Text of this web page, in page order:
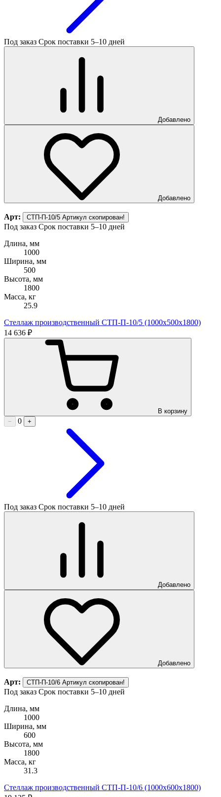
Под заказ Срок поставки 5–10 дней
Добавлено
Добавлено
Арт: СТП-П-10/5 Артикул скопирован!
Под заказ Срок поставки 5–10 дней
Длина, мм
1000
Ширина, мм
500
Высота, мм
1800
Масса, кг
25.9
Стеллаж производственный СТП-П-10/5 (1000х500х1800)
14 636 ₽
В корзину
−
0 +
Под заказ Срок поставки 5–10 дней
Добавлено
Добавлено
Арт: СТП-П-10/6 Артикул скопирован!
Под заказ Срок поставки 5–10 дней
Длина, мм
1000
Ширина, мм
600
Высота, мм
1800
Масса, кг
31.3
Стеллаж производственный СТП-П-10/6 (1000х600х1800)